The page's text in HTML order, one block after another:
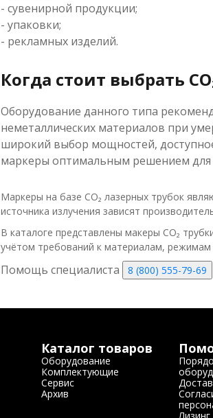
- сувенирной продукции;
- упаковки;
- рекламных изделий.
Когда стоит выбрать
Оборудование данного типа
неметаллических материалов при
широкий выбор мощностей,
маркеры оптимальным решением для
Маркеры на базе CO₂ лазерных трубок
источника излучения зависят
В каталоге представлены макеры CO₂
учётом требований к материалам, режимам
Помощь специалиста 8 (800) 555-79-69
Каталог товаров
Оборудование
Комплектующие
Сервис
Архив